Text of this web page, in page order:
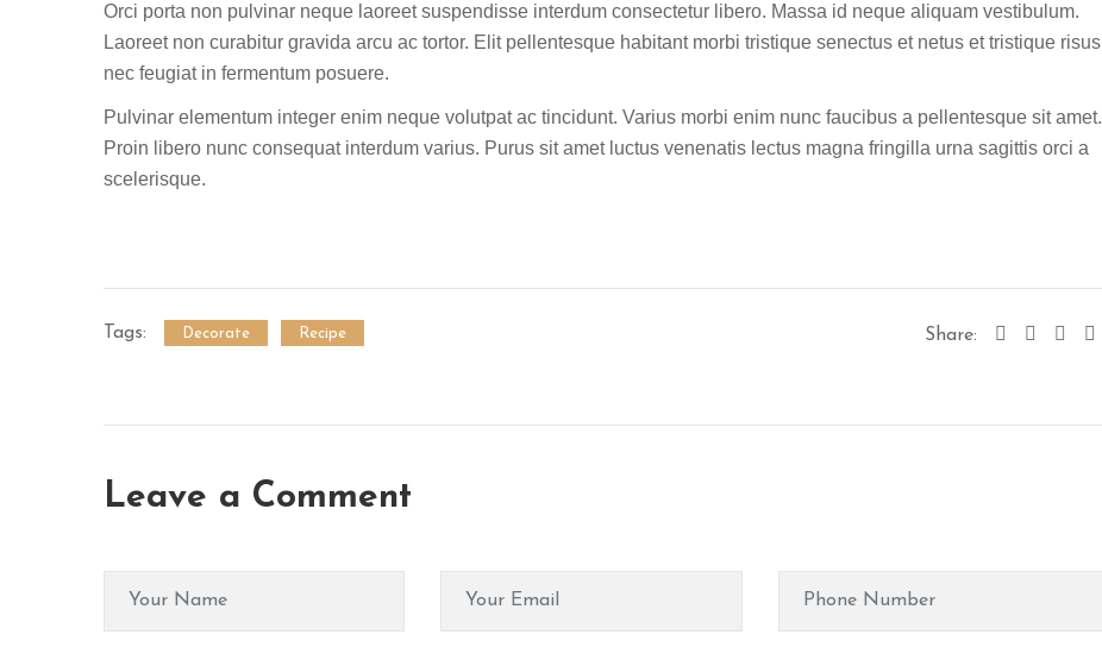
Orci porta non pulvinar neque laoreet suspendisse interdum consectetur libero. Massa id neque aliquam vestibulum.
Laoreet non curabitur gravida arcu ac tortor. Elit pellentesque habitant morbi tristique senectus et netus et tristique risus
nec feugiat in fermentum posuere.
Pulvinar elementum integer enim neque volutpat ac tincidunt. Varius morbi enim nunc faucibus a pellentesque sit amet.
Proin libero nunc consequat interdum varius. Purus sit amet luctus venenatis lectus magna fringilla urna sagittis orci a
scelerisque.
Tags: Decorate Recipe Share:
Leave a Comment